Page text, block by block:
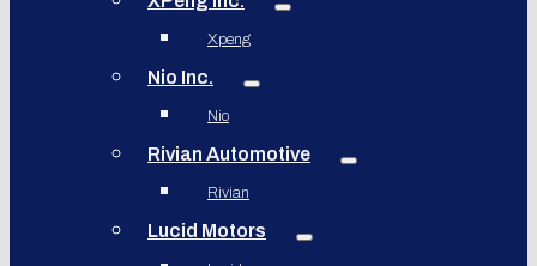
Xpeng
Nio Inc.
Nio
Rivian Automotive
Rivian
Lucid Motors